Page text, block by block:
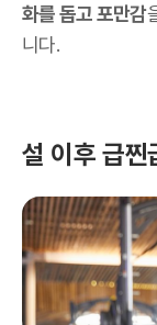
화를 돕고 포만감
니다.
설 이후 급찐